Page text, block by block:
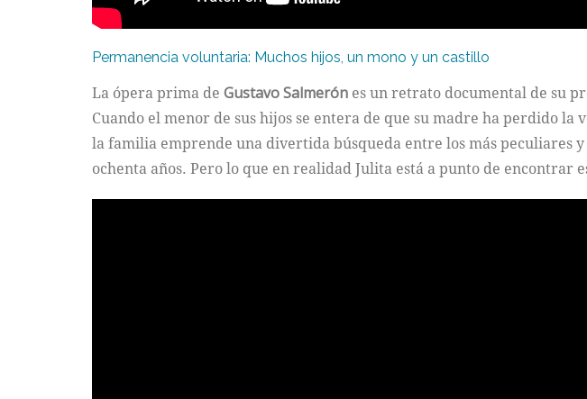
Permanencia voluntaria: Muchos hijos, un mono y un castillo
La ópera prima de Gustavo Salmerón es un retrato documental de su
Cuando el menor de sus hijos se entera de que su madre ha perdido
la familia emprende una divertida búsqueda entre los más peculiares
ochenta años. Pero lo que en realidad Julita está a punto de encontrar